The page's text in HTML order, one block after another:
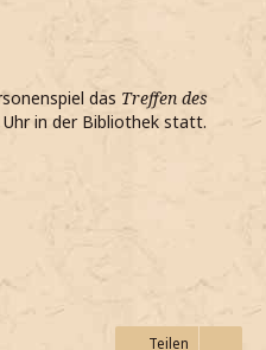
werden!
das Treffen des
in der Bibliothek statt.
Teilen